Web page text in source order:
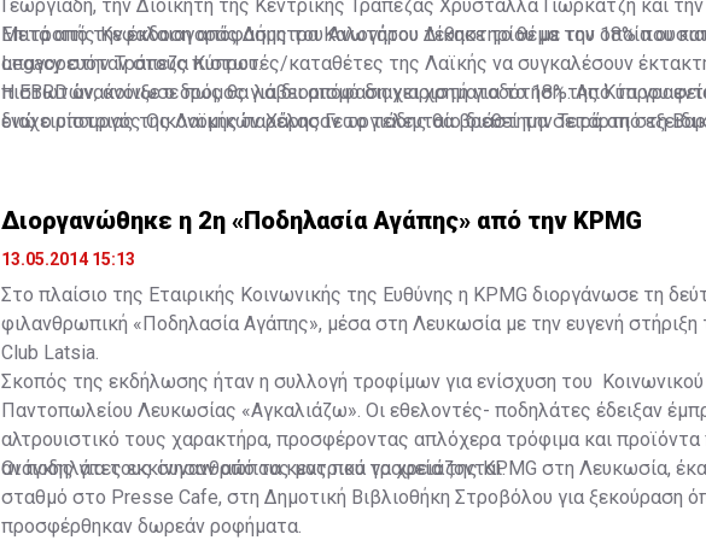
Γεωργιάδη, την Διοικητή της Κεντρικής Τράπεζας Χρυστάλλα Γιωρκάτζη και
Επιτροπής Κεφαλαιαγοράς Δήμητρα Καλογήρου τέθηκε το θέμα του 18% που
Legacy στην Τράπεζα Κύπρου.
Μετά από την έκδοση απόφασης του Ανωτάτου Δικαστηρίου με την οποία
απαγορευόταν στους πιστωτές/καταθέτες της Λαϊκής να συγκαλέσουν
πιστωτών, άνοιξε ο δρόμος για διορισμό διαχειριστή για το 18%. Από τα
διαχειρίστριας της Λαϊκής παρέλασαν το τελευταίο διάστημα σειρά από
Η EBRD ανακοίνωσε πως θα λάβει απόφαση για χρηματοδότηση της Κύπρου
ενώ ο υπουργός Οικονομικών Χάρης Γεωργιάδης θα βρεθεί την Τετάρτη στη
Διοργανώθηκε η 2η «Ποδηλασία Αγάπης» από την KPMG
13.05.2014 15:13
Στο πλαίσιο της Εταιρικής Κοινωνικής της Ευθύνης η KPMG διοργάνωσε τη
φιλανθρωπική «Ποδηλασία Αγάπης», μέσα στη Λευκωσία με την ευγενή στήριξη
Club Latsia.
Σκοπός της εκδήλωσης ήταν η συλλογή τροφίμων για ενίσχυση του Κοινωνικού
Παντοπωλείου Λευκωσίας «Αγκαλιάζω». Οι εθελοντές- ποδηλάτες έδειξαν
αλτρουιστικό τους χαρακτήρα, προσφέροντας απλόχερα τρόφιμα και
ανάγκης για τους συνανθρώπους μας που τα χρειάζονται.
Οι ποδηλάτες εκκίνησαν από τα κεντρικά γραφεία της KPMG στη Λευκωσία,
σταθμό στο Presse Cafe, στη Δημοτική Βιβλιοθήκη Στροβόλου για ξεκούραση
προσφέρθηκαν δωρεάν ροφήματα.